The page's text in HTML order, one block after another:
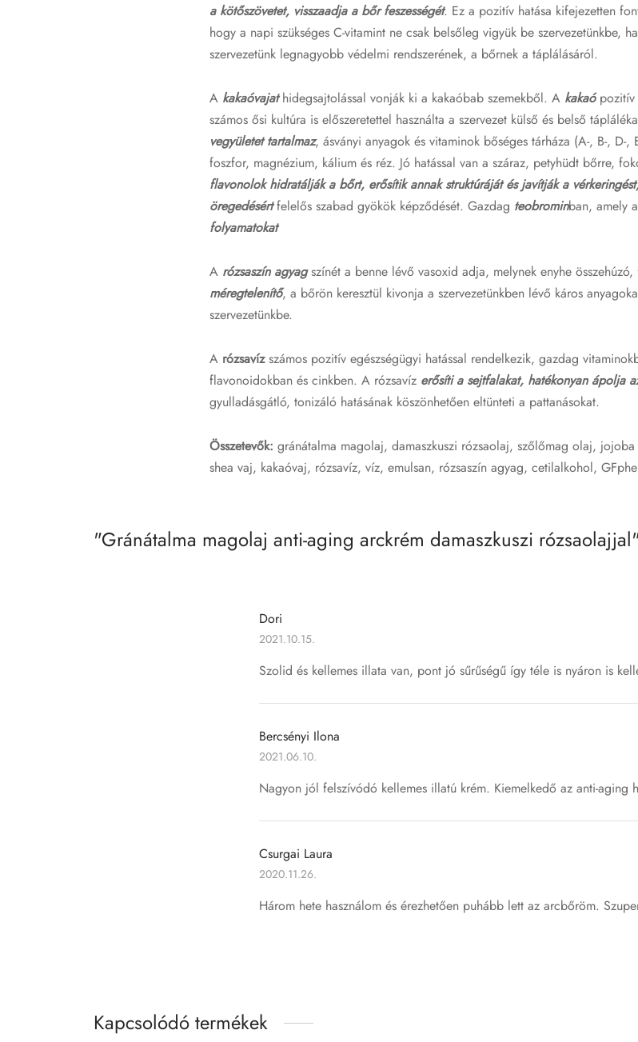
a kötőszövetet, visszaadja a bőr feszességét. Ez a pozitív hatása kifejezetten
hogy a napi szükséges C-vitamint ne csak belsőleg vigyük be szervezetünkbe,
szervezetünk legnagyobb védelmi rendszerének, a bőrnek a táplálásáról.
A kakaóvajathidegsajtolással vonják ki a kakaóbab szemekből. A kakaópozitív
számos ősi kultúra is előszeretettel használta a szervezet külső és belső
vegyületet tartalmaz, ásványi anyagok és vitaminok bőséges tárháza (A-, B-, D-
foszfor, magnézium, kálium és réz. Jó hatással van a száraz, petyhüdt bőrre,
flavonolok hidratálják a bőrt, erősítik annak struktúráját és javítják a
öregedésértfelelős szabad gyökök képződését. Gazdag teobrominban, amely
folyamatokat
A rózsaszín agyag színét a benne lévő vasoxid adja, melynek enyhe
méregtelenítő, a bőrön keresztül kivonja a szervezetünkben lévő káros
szervezetünkbe.
A rózsavízszámos pozitív egészségügyi hatással rendelkezik, gazdag
flavonoidokban és cinkben. A rózsavíz erősíti a sejtfalakat, hatékonyan ápolja
gyulladásgátló, tonizáló hatásának köszönhetően eltünteti a pattanásokat.
Összetevők: gránátalma magolaj, damaszkuszi rózsaolaj, szőlőmag olaj,
shea vaj, kakaóvaj, rózsavíz, víz, emulsan, rózsaszín agyag, cetilalkohol,
Gránátalma magolaj anti-aging arckrém damaszkuszi rózsaolajjal
Dori
2021.10.15.
Szolid és kellemes illata van, pont jó sűrűségű így téle is nyáron is
Bercsényi Ilona
2021.06.10.
Nagyon jól felszívódó kellemes illatú krém. Kiemelkedő az anti-aging
Csurgai Laura
2020.11.26.
Három hete használom és érezhetően puhább lett az arcbőröm.
Kapcsolódó termékek